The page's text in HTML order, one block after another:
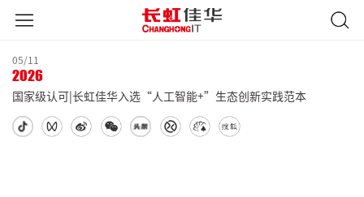
05/11
2026
国家级认可|长虹佳华入选“人工智能+”生态创新实践范本